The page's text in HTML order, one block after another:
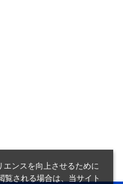
ンスを向上させるために
される場合は、当サイト